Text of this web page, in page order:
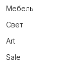
Мебель
Свет
Art
Sale